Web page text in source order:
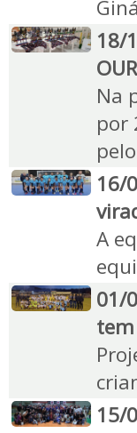
18/
Na
por
16/
A
01/
15/